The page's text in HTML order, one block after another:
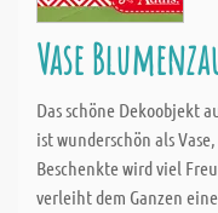
Vase
Das schöne Dekoobjekt
ist wunderschön als
Beschenkte wird viel
verleiht dem Ganzen